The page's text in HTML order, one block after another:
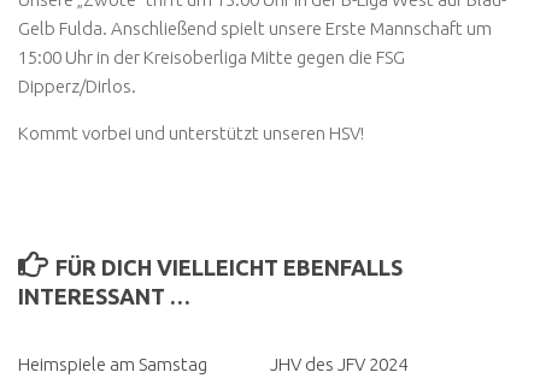
Gelb Fulda. Anschließend spielt unsere Erste Mannschaft um
15:00 Uhr in der Kreisoberliga Mitte gegen die FSG
Dipperz/Dirlos.
Kommt vorbei und unterstützt unseren HSV!
FÜR DICH VIELLEICHT EBENFALLS
INTERESSANT …
Heimspiele am Samstag JHV des JFV 2024